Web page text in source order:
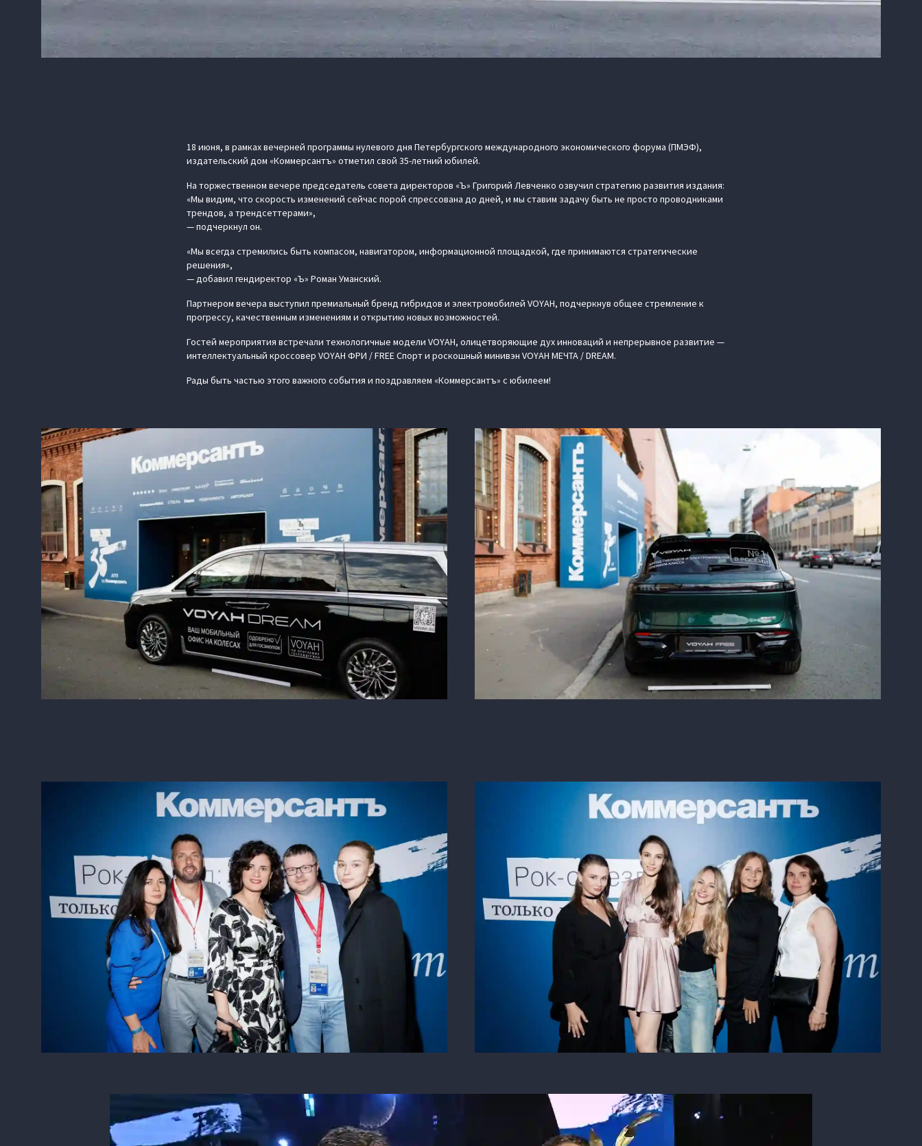
18 июня, в рамках вечерней программы нулевого дня Петербургского международного экономического форума (ПМЭФ),
издательский дом «Коммерсантъ» отметил свой 35-летний юбилей.
На торжественном вечере председатель совета директоров «Ъ» Григорий Левченко озвучил стратегию развития издания:
«Мы видим, что скорость изменений сейчас порой спрессована до дней, и мы ставим задачу быть не просто проводниками
трендов, а трендсеттерами»,
— подчеркнул он.
«Мы всегда стремились быть компасом, навигатором, информационной площадкой, где принимаются стратегические
решения»,
— добавил гендиректор «Ъ» Роман Уманский.
Партнером вечера выступил премиальный бренд гибридов и электромобилей VOYAH, подчеркнув общее стремление к
прогрессу, качественным изменениям и открытию новых возможностей.
Гостей мероприятия встречали технологичные модели VOYAH, олицетворяющие дух инноваций и непрерывное развитие —
интеллектуальный кроссовер VOYAH ФРИ / FREE Спорт и роскошный минивэн VOYAH МЕЧТА / DREAM.
Рады быть частью этого важного события и поздравляем «Коммерсантъ» с юбилеем!